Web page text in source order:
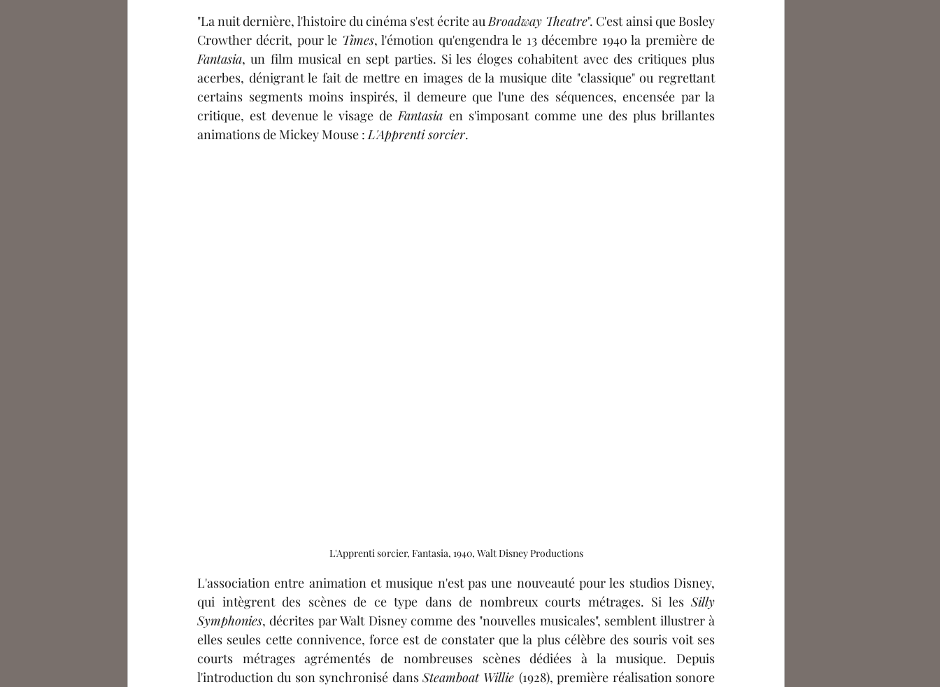
Célia De Saint Riquier Alexis Consigny Adriana Dumielle-Chancelier Antoine Bouchet
Arno Le Monnyer Eléa Dargelos Adèle Bugaut Joséphine Journel Margot Lecocq
Podcasts Julien Bousser Solène Feix
"La nuit dernière, l'histoire du cinéma s'est écrite au Broadway Theatre". C'est ainsi que Bosley
Crowther décrit, pour le Times
Fantasia, un film musical en sept parties. Si les éloges cohabitent avec des critiques plus
acerbes, dénigrant le fait de mettre en images de la musique dite "classique" ou regrettant
certains segments moins inspirés, il demeure que l'une des séquences, encensée par la
critique, est devenue le visage de Fantasia en s'imposant comme une des plus brillantes
animations de Mickey Mouse : L'Apprenti sorcier.
L'Apprenti sorcier, Fantasia, 1940, Walt Disney Productions
L'association entre animation et musique n'est pas une nouveauté pour les studios Disney,
qui intègrent des scènes de ce type dans de nombreux courts métrages. Si les Silly
Symphonies, décrites par Walt Disney comme des "nouvelles musicales", semblent illustrer à
elles seules cette connivence, force est de constater que la plus célèbre des souris voit ses
courts métrages agrémentés de nombreuses scènes dédiées à la musique. Depuis
l'introduction du son synchronisé dans Steamboat Willie (1928), première réalisation sonore